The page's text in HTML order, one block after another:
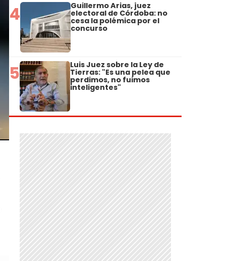
4 Guillermo Arias, juez
electoral de Córdoba: no
cesa la polémica por el
concurso
5 Luis Juez sobre la Ley de
Tierras: "Es una pelea que
perdimos, no fuimos
inteligentes"